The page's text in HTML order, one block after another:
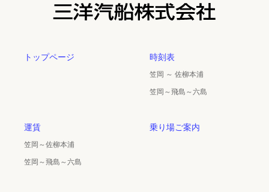
トップページ 時刻表
笠岡 ～ 佐柳本浦
笠岡～飛島～六島
運賃
笠岡～佐柳本浦
笠岡～飛島～六島
乗り場ご案内